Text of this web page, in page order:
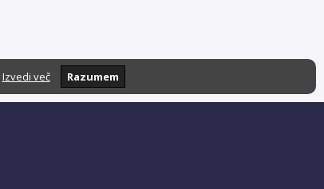
Izvedi več Razumem